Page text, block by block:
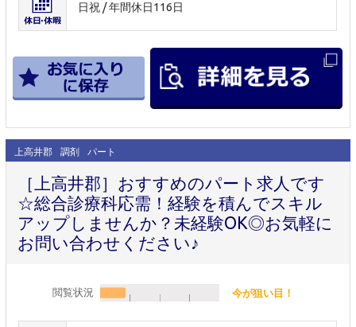
日祝 / 年間休日116日
上高井郡 調剤 パート
［上高井郡］おすすめのパート求人です
☆総合診療科応需！経験を積んでスキル
アップしませんか？未経験OK◎お気軽に
お問い合わせください♪
閲覧状況 今が狙い目！